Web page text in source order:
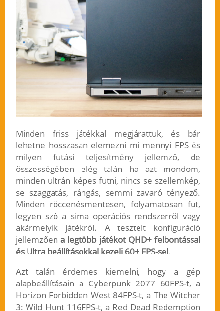
Minden friss játékkal megjárattuk, és bár
lehetne hosszasan elemezni mi mennyi FPS és
milyen futási teljesítmény jellemző, de
összességében elég talán ha azt mondom,
minden ultrán képes futni, nincs se szellemkép,
se szaggatás, rángás, semmi zavaró tényező.
Minden röccenésmentesen, folyamatosan fut,
legyen szó a sima operációs rendszerről vagy
akármelyik játékról. A tesztelt konfiguráció
jellemzőena legtöbb játékot QHD+ felbontással
és Ultra beállításokkal kezeli 60+ FPS-sel.
Azt talán érdemes kiemelni, hogy a gép
alapbeállításain a Cyberpunk 2077 60FPS-t, a
Horizon Forbidden West 84FPS-t, a The Witcher
3: Wild Hunt 116FPS-t, a Red Dead Redemption